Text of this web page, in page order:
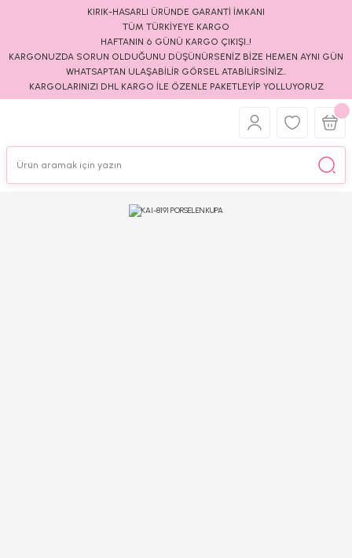
KIRIK-HASARLI ÜRÜNDE GARANTİ İMKANI
TÜM TÜRKİYEYE KARGO
HAFTANIN 6 GÜNÜ KARGO ÇIKIŞI..!
KARGONUZDA SORUN OLDUĞUNU DÜŞÜNÜRSENİZ BİZE HEMEN AYNI GÜN
WHATSAPTAN ULAŞABİLİR GÖRSEL ATABİLİRSİNİZ..
KARGOLARINIZI DHL KARGO İLE ÖZENLE PAKETLEYİP YOLLUYORUZ